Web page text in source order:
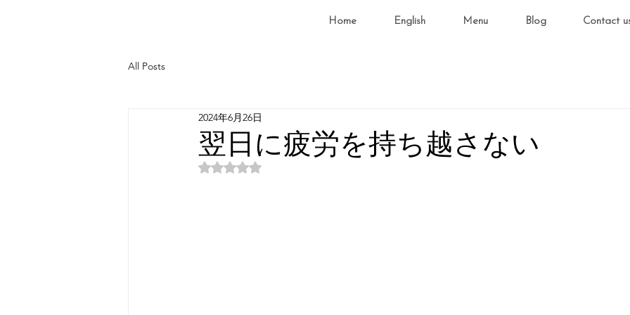
Home English Menu Blog Contact
All Posts
翌日に疲労を持ち越さない
2024年6月26日
5つ星のうちNaNと評価されています。